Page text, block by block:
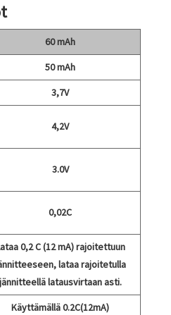
60 mAh
50 mAh
3,7V
4,2V
3.0V
0,02C
0,2 C (12 mA) rajoitettuun
lataa rajoitetulla
jännitteellä latausvirtaan asti.
Käyttämällä 0.2C(12mA)